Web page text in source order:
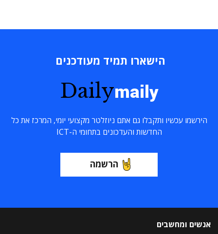
הישארו תמיד מעודכנים
Dailymaily
הירשמו עכשיו ותקבלו גם אתם ניוזלטר מקצועי יומי, המרכז את כל
החדשות והעדכונים בתחומי ה-ICT
הרשמה
אנשים ומחשבים